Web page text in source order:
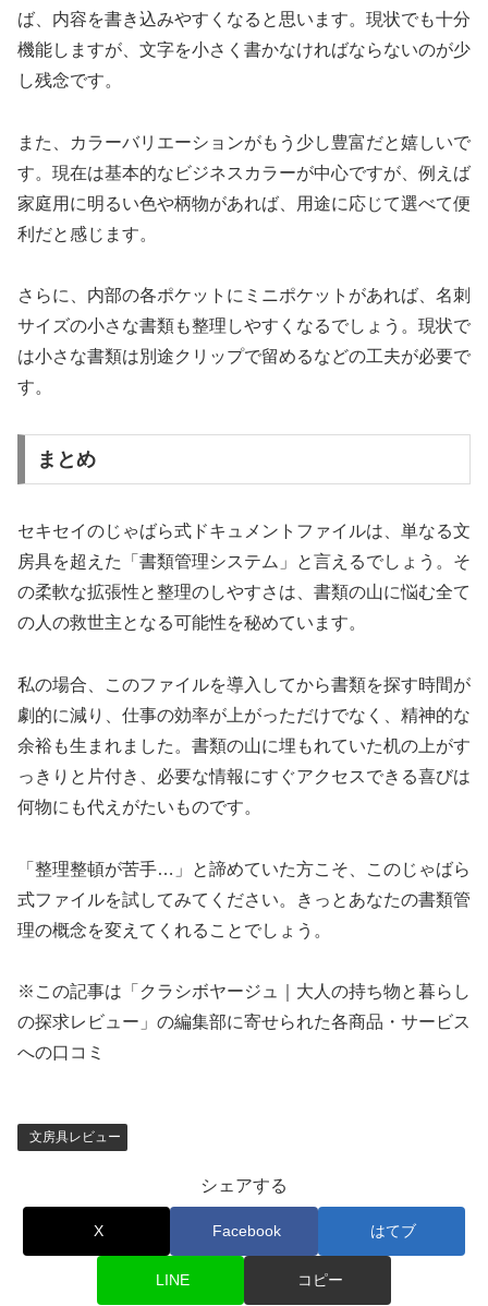
ば、内容を書き込みやすくなると思います。現状でも十分
機能しますが、文字を小さく書かなければならないのが少
し残念です。
また、カラーバリエーションがもう少し豊富だと嬉しいで
す。現在は基本的なビジネスカラーが中心ですが、例えば
家庭用に明るい色や柄物があれば、用途に応じて選べて便
利だと感じます。
さらに、内部の各ポケットにミニポケットがあれば、名刺
サイズの小さな書類も整理しやすくなるでしょう。現状で
は小さな書類は別途クリップで留めるなどの工夫が必要で
す。
まとめ
セキセイのじゃばら式ドキュメントファイルは、単なる文
房具を超えた「書類管理システム」と言えるでしょう。そ
の柔軟な拡張性と整理のしやすさは、書類の山に悩む全て
の人の救世主となる可能性を秘めています。
私の場合、このファイルを導入してから書類を探す時間が
劇的に減り、仕事の効率が上がっただけでなく、精神的な
余裕も生まれました。書類の山に埋もれていた机の上がす
っきりと片付き、必要な情報にすぐアクセスできる喜びは
何物にも代えがたいものです。
「整理整頓が苦手…」と諦めていた方こそ、このじゃばら
式ファイルを試してみてください。きっとあなたの書類管
理の概念を変えてくれることでしょう。
※この記事は「クラシボヤージュ｜大人の持ち物と暮らし
の探求レビュー」の編集部に寄せられた各商品・サービス
への口コミ
文房具レビュー
シェアする
X Facebook はてブ
LINE コピー